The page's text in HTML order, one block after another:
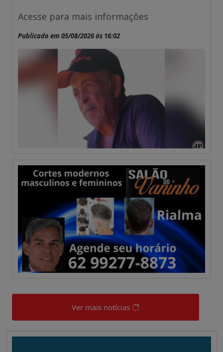
Acesse para mais informações
Publicado em 05/08/2026 às 16:02
Ver mais notícias